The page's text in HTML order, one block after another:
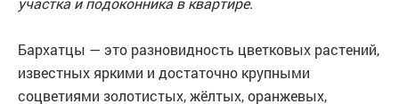
Бархатцы — это разновидность цветковых растений,
известных яркими и достаточно крупными
соцветиями золотистых, жёлтых, оранжевых,